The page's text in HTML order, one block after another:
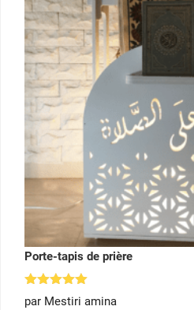
Porte-tapis de prière
Note
sur 5
par Mestiri amina